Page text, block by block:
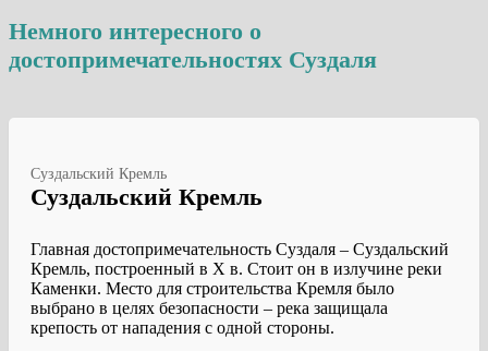
Немного интересного о
достопримечательностях Суздаля
Суздальский Кремль
Суздальский Кремль
Главная достопримечательность Суздаля – Суздальский
Кремль, построенный в Х в. Стоит он в излучине реки
Каменки. Место для строительства Кремля было
выбрано в целях безопасности – река защищала
крепость от нападения с одной стороны.